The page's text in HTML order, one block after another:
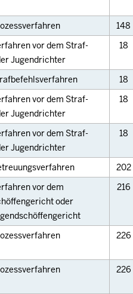
148
vor dem Straf-
Jugendrichter
18
18
vor dem Straf-
Jugendrichter
18
vor dem Straf-
Jugendrichter
18
202
vor dem
oder
216
226
226